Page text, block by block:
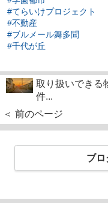
#てらいけプロジェクト
#不動産
#ブルメール舞多聞
#千代が丘
取り扱いできる
件...
＜ 前のページ
ブロ